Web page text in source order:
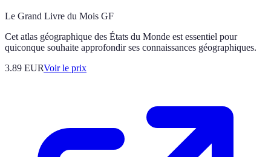
Le Grand Livre du Mois GF
Cet atlas géographique des États du Monde est essentiel pour
quiconque souhaite approfondir ses connaissances géographiques.
3.89 EURVoir le prix